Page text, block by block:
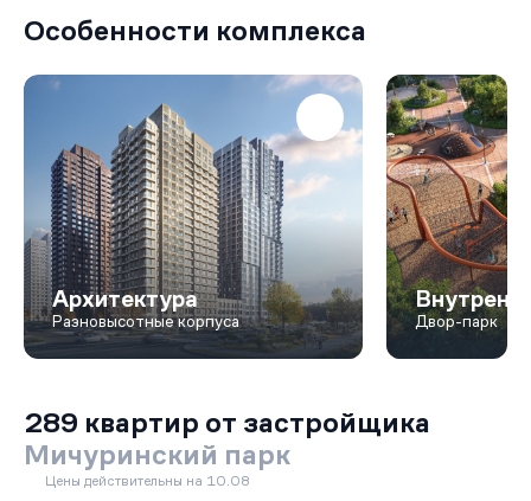
Особенности комплекса
Архитектура
Разновысотные корпуса Двор-парк
289 квартир от застройщика
Мичуринский парк
Цены действительны на 10.08